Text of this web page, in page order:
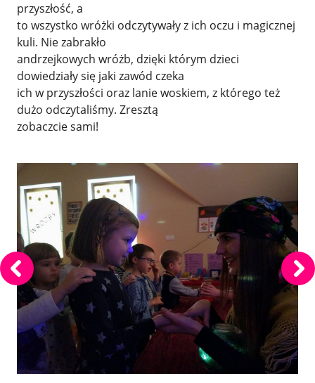
przyszłość, a
to wszystko wróżki odczytywały z ich oczu i magicznej
kuli. Nie zabrakło
andrzejkowych wróżb, dzięki którym dzieci
dowiedziały się jaki zawód czeka
ich w przyszłości oraz lanie woskiem, z którego też
dużo odczytaliśmy. Zresztą
zobaczcie sami!